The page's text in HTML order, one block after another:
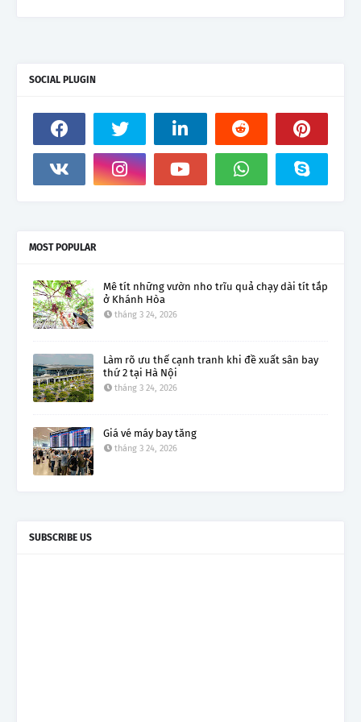
SOCIAL PLUGIN
MOST POPULAR
Mê tít những vườn nho trĩu quả chạy dài tít tắp
ở Khánh Hòa
tháng 3 24, 2026
Làm rõ ưu thế cạnh tranh khi đề xuất sân bay
thứ 2 tại Hà Nội
tháng 3 24, 2026
Giá vé máy bay tăng
tháng 3 24, 2026
SUBSCRIBE US